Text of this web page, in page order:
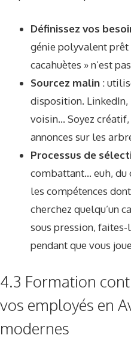
Définissez vos
génie polyvalent
cacahuètes » n’est
Sourcez malin :
disposition. LinkedIn,
voisin… Soyez
annonces sur les
Processus de
combattant… euh, du
les compétences
cherchez quelqu’un
sous pression, faites-
pendant que vous
4.3 Formation
vos employés en
modernes